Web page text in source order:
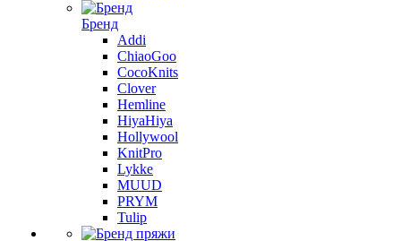
Бренд
Addi
ChiaoGoo
CocoKnits
Clover
Hemline
HiyaHiya
Hollywool
KnitPro
Lykke
MUUD
PRYM
Tulip